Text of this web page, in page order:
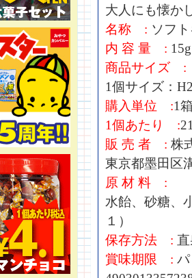
大人にも懐か
名称 : ソフ
内 容 量 : 15g
商品サイズ :
1個サイズ：
購入単位 :1
1個あたり :
販 売 者 : 株
東京都墨田区
原 材 料 :
水飴、砂糖、
１）
保存方法 :
賞味期限 :